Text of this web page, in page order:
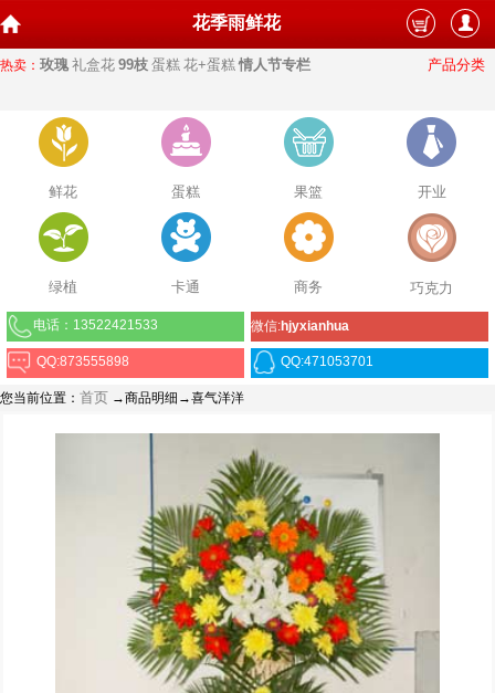
花季雨鲜花
热卖： 玫瑰 礼盒花 99枝 蛋糕 花+蛋糕 情人节专栏 产品分类
鲜花 蛋糕 果篮 开业
绿植 卡通 商务 巧克力
电话：13522421533 微信:hjyxianhua
QQ:873555898 QQ:471053701
您当前位置： 首页 →商品明细→喜气洋洋